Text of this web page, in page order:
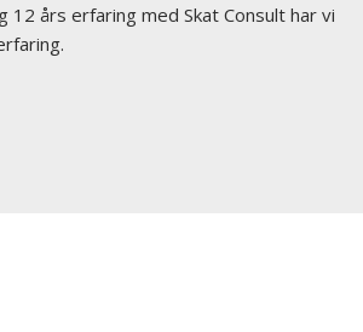
12 års erfaring med Skat Consult har vi